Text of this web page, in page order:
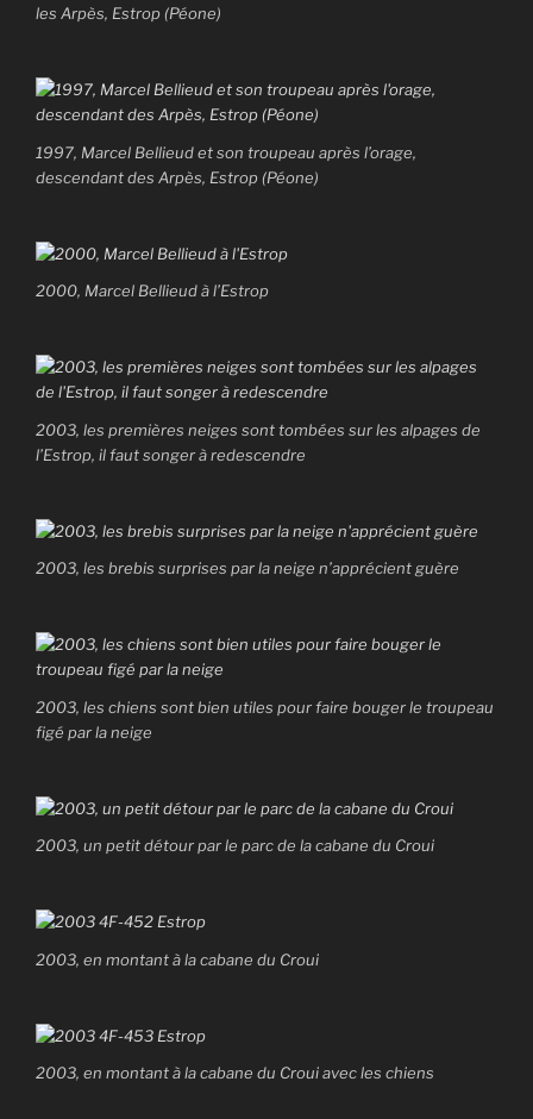
les Arpès, Estrop (Péone)
1997, Marcel Bellieud et son troupeau après l’orage,
descendant des Arpès, Estrop (Péone)
2000, Marcel Bellieud à l’Estrop
2003, les premières neiges sont tombées sur les alpages de
l’Estrop, il faut songer à redescendre
2003, les brebis surprises par la neige n’apprécient guère
2003, les chiens sont bien utiles pour faire bouger le troupeau
figé par la neige
2003, un petit détour par le parc de la cabane du Croui
2003, en montant à la cabane du Croui
2003, en montant à la cabane du Croui avec les chiens